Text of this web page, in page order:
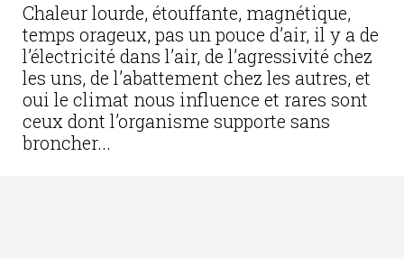
Chaleur lourde, étouffante, magnétique,
temps orageux, pas un pouce d’air, il y a de
l’électricité dans l’air, de l’agressivité chez
les uns, de l’abattement chez les autres, et
oui le climat nous influence et rares sont
ceux dont l’organisme supporte sans
broncher...